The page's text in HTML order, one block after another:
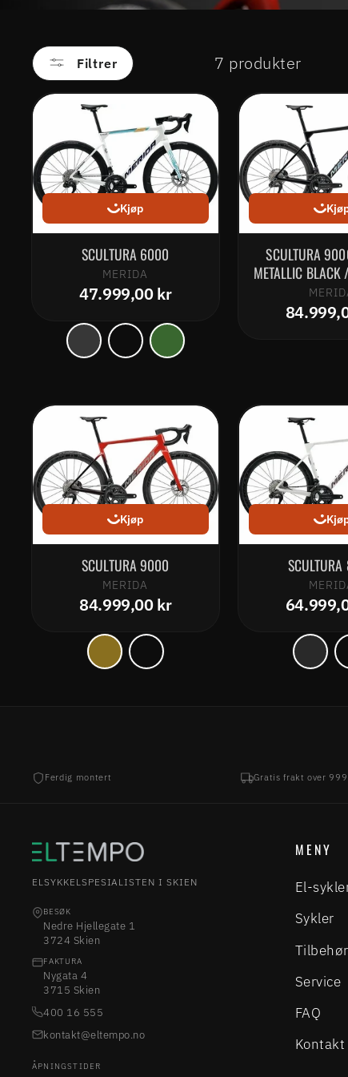
Filtrer 7 produkter
Kjøp
SCULTURA 6000
MERIDA
47.999,00 kr
SCULTURA
METALLIC BLACK
Kjøp
SCULTURA 9000
MERIDA
84.999,00 kr
Ferdig montert Gratis frakt over
ELSYKKELSPESIALISTEN I SKIEN
BESØK
Nedre Hjellegate 1
3724 Skien
FAKTURA
Nygata 4
3715 Skien
400 16 555
kontakt@eltempo.no
ÅPNINGSTIDER
MENY
El-
Sykler
Service
FAQ
Kontakt